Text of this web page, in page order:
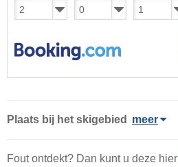
Plaats bij het skigebied meer
Fout ontdekt? Dan kunt u deze hier